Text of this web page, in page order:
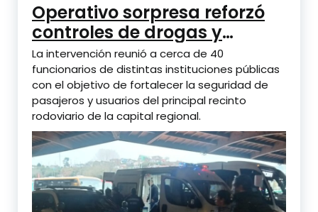
Operativo sorpresa reforzó
controles de drogas y
alcohol a conductores en el
Terminal de Buses de Puerto
Montt
La intervención reunió a cerca de 40
funcionarios de distintas instituciones públicas
con el objetivo de fortalecer la seguridad de
pasajeros y usuarios del principal recinto
rodoviario de la capital regional.